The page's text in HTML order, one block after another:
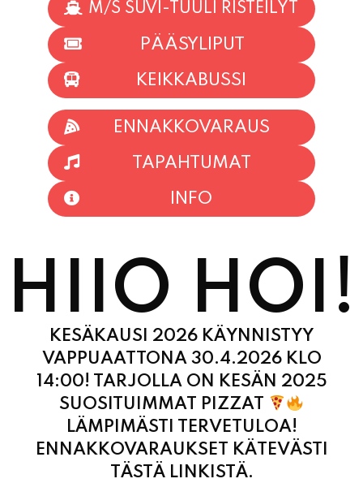
M/S SUVI-TUULI RISTEILYT
PÄÄSYLIPUT
KEIKKABUSSI
ENNAKKOVARAUS
TAPAHTUMAT
INFO
HIIO HOI!
KESÄKAUSI 2026 KÄYNNISTYY
VAPPUAATTONA 30.4.2026 KLO
14:00! TARJOLLA ON KESÄN 2025
SUOSITUIMMAT PIZZAT
LÄMPIMÄSTI TERVETULOA!
ENNAKKOVARAUKSET KÄTEVÄSTI
TÄSTÄ LINKISTÄ.